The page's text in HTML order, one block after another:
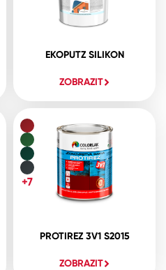
EKOPUTZ SILIKON
ZOBRAZIT
PROTIREZ 3V1 S2015
ZOBRAZIT
+7